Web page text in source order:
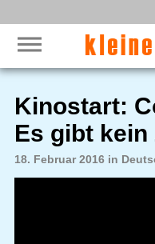
Kinostart:
Es gibt kein
18. Februar 2016 in